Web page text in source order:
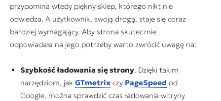
przypomina wtedy piękny sklep, którego nikt nie
odwiedza. A użytkownik, swoją drogą, staje się coraz
bardziej wymagający. Aby strona skutecznie
odpowiadała na jego potrzeby warto zwrócić uwagę na:
Szybkość ładowania się strony. Dzięki takim
narzędziom, jak GTmetrix czy PageSpeed od
Google, można sprawdzić czas ładowania witryny